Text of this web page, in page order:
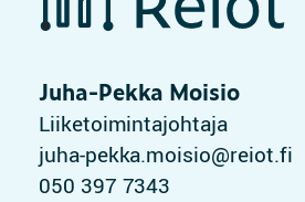
Juha-Pekka Moisio
Liiketoimintajohtaja
juha-pekka.moisio@reiot.fi
050 397 7343